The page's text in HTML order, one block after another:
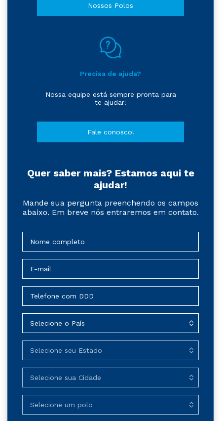
Nossos Polos
Precisa de ajuda?
Nossa equipe está sempre pronta para
te ajudar!
Fale conosco!
Quer saber mais? Estamos aqui te
ajudar!
Mande sua pergunta preenchendo os campos
abaixo. Em breve nós entraremos em contato.